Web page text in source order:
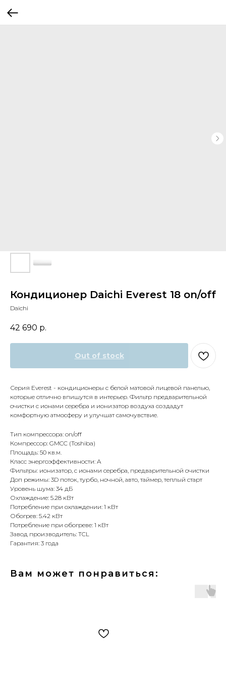
Кондиционер Daichi Everest 18 on/off
Daichi
42 690 р.
Out of stock
Серия Everest - кондиционеры с белой матовой лицевой панелью,
которые отлично впишутся в интерьер. Фильтр предварительной
очистки с ионами серебра и ионизатор воздуха создадут
комфортную атмосферу и улучшат самочувствие.
Тип компрессора: on/off
Компрессор: GMCC (Toshiba)
Площадь: 50 кв.м.
Класс энергоэффективности: A
Фильтры: ионизатор, с ионами серебра, предварительной очистки
Доп режимы: 3D поток, турбо, ночной, авто, таймер, теплый старт
Уровень шума: 34 дБ
Охлаждение: 5.28 кВт
Потребление при охлаждении: 1 кВт
Обогрев: 5.42 кВт
Потребление при обогреве: 1 кВт
Завод производитель: TCL
Гарантия: 3 года
Вам может понравиться: